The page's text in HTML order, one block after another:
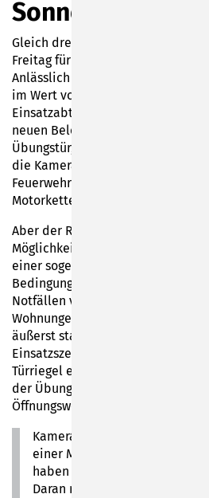
Sonneberger
Gleich drei Überraschungen auf
Freitag für die Freiwilligen
Anlässlich der
im Wert von 54.000 Euro von der
Einsatzabteilungen übergeben.
neuen Beleuchtungsanhänger
Übungstür, die Bürgermeister Dr.
die Kameraden überreichte,
Feuerwehrverein Sonneberg-Mitte
Motorkettensäge für Arbeiten auf
Aber der Reihe nach: Zum einen
Möglichkeit für die Kameraden,
einer sogenannten „Action Door“
Bedingungen zu proben. Immer
Notfällen vor, dass sich die Retter
Wohnungen verschaffen müssen.
äußerst stabilen Übungstür
Einsatzszenarien unzählige Male
Türriegel entfernen, Türblatt
der Übungstür gehört ein
Öffnungswerkzeug.
Kamerad Michael Höfner
einer Messe entdeckt und war
haben die Haltbarkeit und die
Daran macht es wirklich Sinn